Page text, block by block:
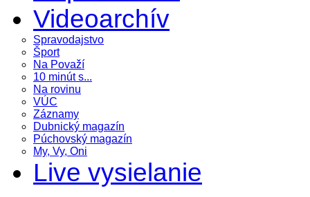
Videoarchív
Spravodajstvo
Šport
Na Považí
10 minút s...
Na rovinu
VÚC
Záznamy
Dubnický magazín
Púchovský magazín
My, Vy, Oni
Live vysielanie